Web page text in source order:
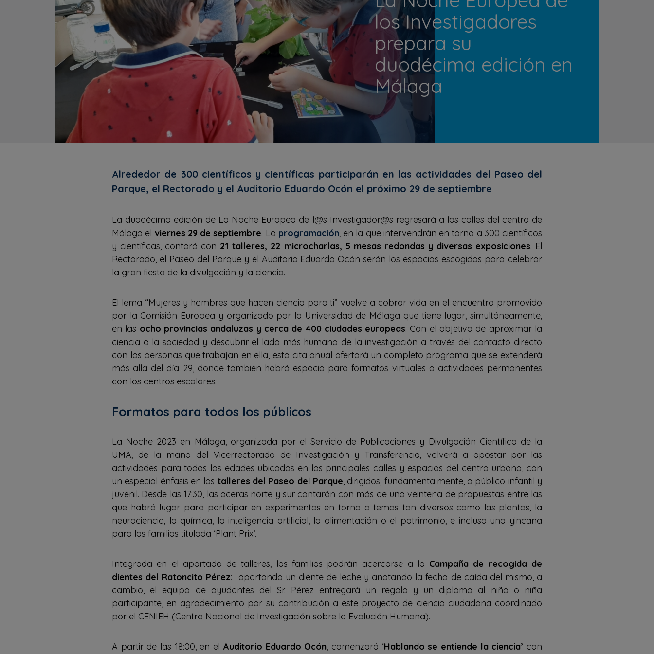
los Investigadores
prepara su
duodécima edición en
Málaga
Alrededor de 300 científicos y científicas participarán en las actividades del Paseo del
Parque, el Rectorado y el Auditorio Eduardo Ocón el próximo 29 de septiembre
La duodécima edición de La Noche Europea de l@s Investigador@s regresará a las calles del centro de
Málaga el viernes 29 de septiembre. La programación, en la que intervendrán en torno a 300 científicos
y científicas, contará con 21 talleres, 22 microcharlas, 5 mesas redondas y diversas exposiciones. El
Rectorado, el Paseo del Parque y el Auditorio Eduardo Ocón serán los espacios escogidos para celebrar
la gran fiesta de la divulgación y la ciencia.
El lema “Mujeres y hombres que hacen ciencia para ti” vuelve a cobrar vida en el encuentro promovido
por la Comisión Europea y organizado por la Universidad de Málaga que tiene lugar, simultáneamente,
en las ocho provincias andaluzas y cerca de 400 ciudades europeas. Con el objetivo de aproximar la
ciencia a la sociedad y descubrir el lado más humano de la investigación a través del contacto directo
con las personas que trabajan en ella, esta cita anual ofertará un completo programa que se extenderá
más allá del día 29, donde también habrá espacio para formatos virtuales o actividades permanentes
con los centros escolares.
Formatos para todos los públicos
La Noche 2023 en Málaga, organizada por el Servicio de Publicaciones y Divulgación Científica de la
UMA, de la mano del Vicerrectorado de Investigación y Transferencia, volverá a apostar por las
actividades para todas las edades ubicadas en las principales calles y espacios del centro urbano, con
un especial énfasis en los talleres del Paseo del Parque, dirigidos, fundamentalmente, a público infantil y
juvenil. Desde las 17:30, las aceras norte y sur contarán con más de una veintena de propuestas entre las
que habrá lugar para participar en experimentos en torno a temas tan diversos como las plantas, la
neurociencia, la química, la inteligencia artificial, la alimentación o el patrimonio, e incluso una yincana
para las familias titulada ‘Plant Prix’.
Integrada en el apartado de talleres, las familias podrán acercarse a la Campaña de recogida de
dientes del Ratoncito Pérez: aportando un diente de leche y anotando la fecha de caída del mismo, a
cambio, el equipo de ayudantes del Sr. Pérez entregará un regalo y un diploma al niño o niña
participante, en agradecimiento por su contribución a este proyecto de ciencia ciudadana coordinado
por el CENIEH (Centro Nacional de Investigación sobre la Evolución Humana).
A partir de las 18:00, en el Auditorio Eduardo Ocón, comenzará ‘Hablando se entiende la ciencia’ con